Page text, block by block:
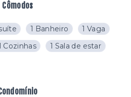
Cômodos
1 Banheiro
1 Vaga
Cozinhas
1 Sala de estar